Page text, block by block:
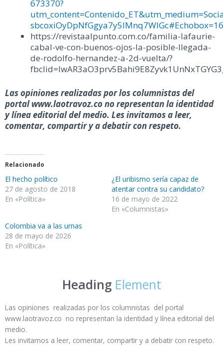
673370?
https://revistaalpunto.com.co/familia-lafaurie-
cabal-ve-con-buenos-ojos-la-posible-llegada-
de-rodolfo-hernandez-a-2d-vuelta/?
Las opiniones realizadas por los columnistas del
portal www.laotravoz.co no representan la identidad
y línea editorial del medio. Les invitamos a leer,
comentar, compartir y a debatir con respeto.
Relacionado
El hecho político
27 de agosto de 2018
En «Política»
¿El uribismo sería capaz de
atentar contra su candidato?
16 de mayo de 2022
En «Columnistas»
Colombia va a las urnas
28 de mayo de 2026
En «Política»
Heading Element
Las opiniones realizadas por los columnistas del portal
www.laotravoz.co no representan la identidad y línea editorial del
medio.
Les invitamos a leer, comentar, compartir y a debatir con respeto.